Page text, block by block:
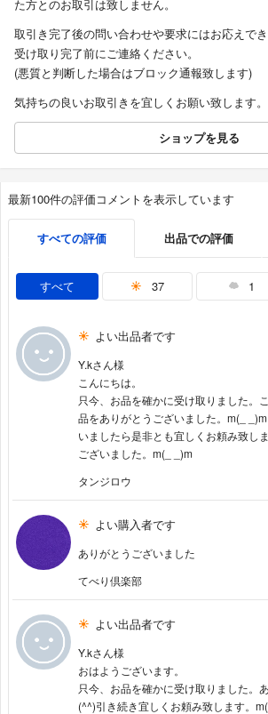
た方とのお取引は致しません。
取引き完了後の問い合わせや要求にはお応えで
受け取り完了前にご連絡ください。
(悪質と判断した場合はブロック通報致します)
気持ちの良いお取引きを宜しくお願い致します。
ショップを見る
最新100件の評価コメントを表示しています
すべての評価 出品での評価
すべて 37 1
よい出品者です
Y.kさん様
こんにちは。
只今、お品を確かに受け取りました。
品をありがとうございました。m(_
いましたら是非とも宜しくお頼み致し
ございました。m(_ _)m
タンジロウ
よい購入者です
ありがとうございました
てべり倶楽部
よい出品者です
Y.kさん様
おはようございます。
只今、お品を確かに受け取りました。
(^^)引き続き宜しくお頼み致します。